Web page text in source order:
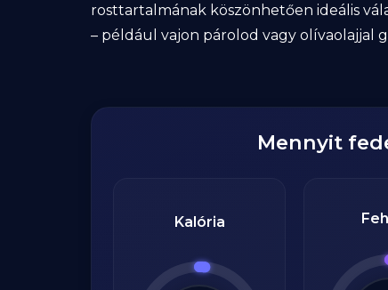
rosttartalmának köszönhetően ideális
– például vajon párolod vagy olívaolajjal
Mennyit
Kalória